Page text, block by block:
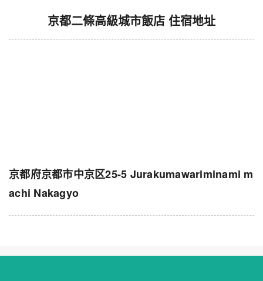
京都二條高級城市飯店 住宿地址
京都府京都市中京区25-5 Jurakumawariminami m
achi Nakagyo